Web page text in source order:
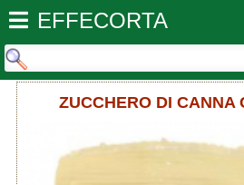
EFFECORTA
ZUCCHERO DI CANNA